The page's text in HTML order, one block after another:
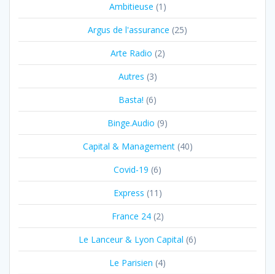
Ambitieuse (1)
Argus de l'assurance (25)
Arte Radio (2)
Autres (3)
Basta! (6)
Binge.Audio (9)
Capital & Management(40)
Covid-19 (6)
Express (11)
France 24(2)
Le Lanceur & Lyon Capital (6)
Le Parisien (4)